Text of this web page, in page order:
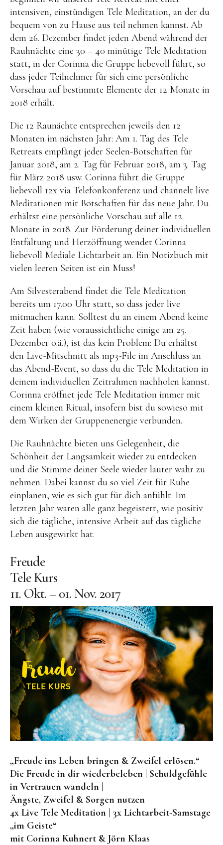
intensiven, einstündigen Tele Meditation, an der du
bequem von zu Hause aus teil nehmen kannst. Ab
dem 26. Dezember findet jeden Abend während der
Rauhnächte eine 30 – 40 minütige Tele Meditation
statt, in der Corinna die Gruppe liebevoll führt, so
dass jeder Teilnehmer für sich eine persönliche
Vorschau auf bestimmte Elemente der 12 Monate in
2018 erhält.
Die 12 Raunächte entsprechen jeweils den 12
Monaten im nächsten Jahr: Am 1. Tag des Tele
Retreats empfängt jeder Seelen-Botschaften für
Januar 2018, am 2. Tag für Februar 2018, am 3. Tag
für März 2018 usw. Corinna führt die Gruppe
liebevoll 12x via Telefonkonferenz und channelt live
Meditationen mit Botschaften für das neue Jahr. Du
erhältst eine persönliche Vorschau auf alle 12
Monate in 2018. Zur Förderung deiner individuellen
Entfaltung und Herzöffnung wendet Corinna
liebevoll Mediale Lichtarbeit an. Ein Notizbuch mit
vielen leeren Seiten ist ein Muss!
Am Silvesterabend findet die Tele Meditation
bereits um 17.00 Uhr statt, so dass jeder live
mitmachen kann. Solltest du an einem Abend keine
Zeit haben (wie voraussichtliche einige am 25.
Dezember o.ä.), ist das kein Problem: Du erhältst
den Live-Mitschnitt als mp3-File im Anschluss an
das Abend-Event, so dass du die Tele Meditation in
deinem individuellen Zeitrahmen nachholen kannst.
Corinna eröffnet jede Tele Meditation immer mit
einem kleinen Ritual, insofern bist du sowieso mit
dem Wirken der Gruppenenergie verbunden.
Die Rauhnächte bieten uns Gelegenheit, die
Schönheit der Langsamkeit wieder zu entdecken
und die Stimme deiner Seele wieder lauter wahr zu
nehmen. Dabei kannst du so viel Zeit für Ruhe
einplanen, wie es sich gut für dich anfühlt. Im
letzten Jahr waren alle ganz begeistert, wie positiv
sich die tägliche, intensive Arbeit auf das tägliche
Leben ausgewirkt hat.
Freude
Tele Kurs
11. Okt. – 01. Nov. 2017
„Freude ins Leben bringen & Zweifel erlösen.“
Die Freude in dir wiederbeleben | Schuldgefühle
in Vertrauen wandeln |
Ängste, Zweifel & Sorgen nutzen
4x Live Tele Meditation | 3x Lichtarbeit-Samstage
„im Geiste“
mit Corinna Kuhnert & Jörn Klaas